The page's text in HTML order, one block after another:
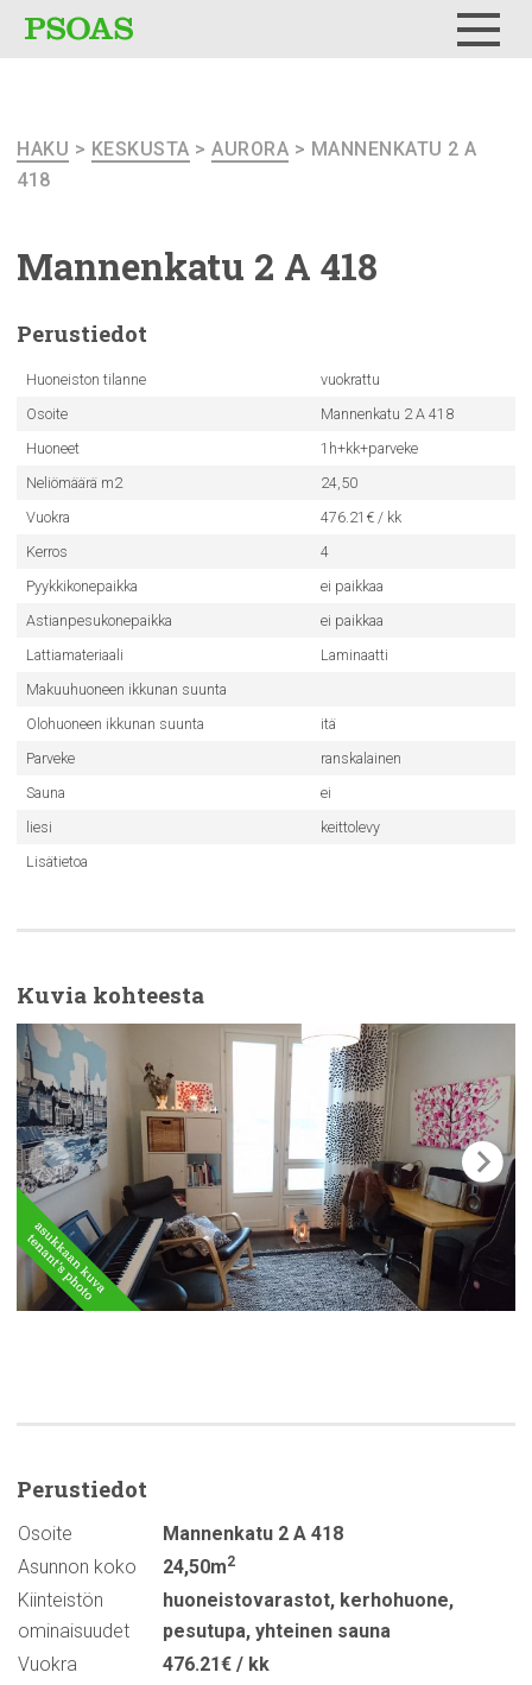
HAKU > KESKUSTA > AURORA > MANNENKATU 2 A
418
Mannenkatu 2 A 418
Perustiedot
Huoneiston tilanne
vuokrattu
Osoite
Mannenkatu 2 A 418
Huoneet
1h+kk+parveke
Neliömäärä m2
24,50
Vuokra
476.21€ / kk
Kerros
4
Pyykkikonepaikka
ei paikkaa
Astianpesukonepaikka
ei paikkaa
Lattiamateriaali
Laminaatti
Makuuhuoneen ikkunan suunta
Olohuoneen ikkunan suunta
itä
Parveke
ranskalainen
Sauna
ei
liesi
keittolevy
Lisätietoa
Kuvia kohteesta
Perustiedot
Osoite
Mannenkatu 2 A 418
Asunnon koko
24,50m2
Kiinteistön
ominaisuudet
huoneistovarastot, kerhohuone,
pesutupa, yhteinen sauna
Vuokra
476.21€ / kk